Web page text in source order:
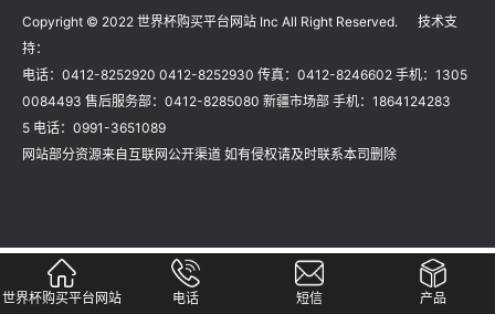
工业分析、测硫仪等
Copyright © 2022 世界杯购买平台网站 Inc All Right Reserved. 技术支
持：
电话：0412-8252920 0412-8252930 传真：0412-8246602 手机：1305
0084493 售后服务部：0412-8285080 新疆市场部 手机：1864124283
5 电话：0991-3651089
网站部分资源来自互联网公开渠道 如有侵权请及时联系本司删除
世界杯购买平台网站 电话 短信 产品